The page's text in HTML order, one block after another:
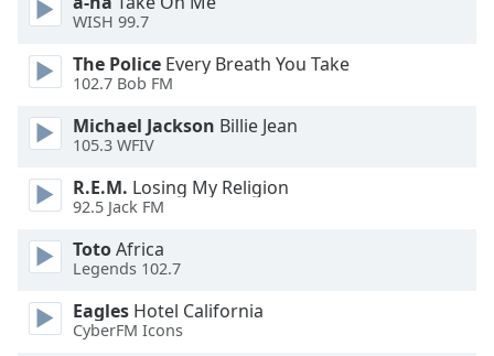
Opacity
Caption
Area
Background
WISH 99.7
The Police Every Breath You Take
102.7 Bob FM
Michael Jackson Billie Jean
105.3 WFIV
R.E.M. Losing My Religion
92.5 Jack FM
TotoAfrica
Legends 102.7
Eagles Hotel California
CyberFM Icons